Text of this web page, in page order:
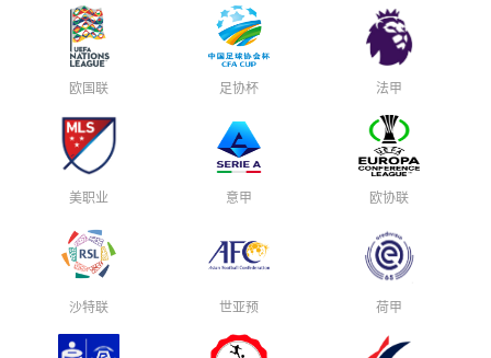
欧国联 足协杯 法甲
美职业 意甲 欧协联
沙特联 世亚预 荷甲